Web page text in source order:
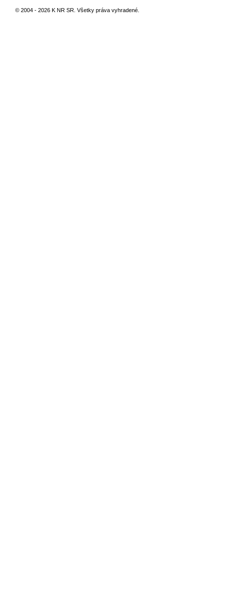
© 2004 - 2026 K NR SR. Všetky práva vyhradené.